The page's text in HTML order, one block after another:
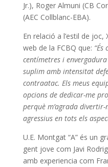
Jr.), Roger Almuni (CB
(AEC Collblanc-EBA).
En relació a l’estil de
web de la FCBQ que:
centímetres i
suplim amb intensitat
contraatac. Els meus
opcions de dedicar-me
perquè m’agrada
agressius en tots els
U.E. Montgat “A” és un
gent jove com Javi
amb experiencia com